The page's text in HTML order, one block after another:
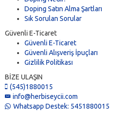
Doping Satın Alma Şartları
Sık Sorulan Sorular
Güvenli E-Ticaret
Güvenli E-Ticaret
Güvenli Alışveriş İpuçları
Gizlilik Politikası
BİZE ULAŞIN
(545)1880015
info@herbiseycii.com
Whatsapp Destek: 5451880015